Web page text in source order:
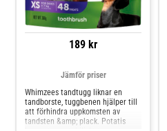
189 kr
Jämför priser
Whimzees tandtugg liknar en
tandborste, tuggbenen hjälper till
att förhindra uppkomsten av
tandsten &amp; plack. Potatis